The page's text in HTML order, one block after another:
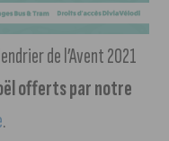
de l’Avent 2021
offerts par notre
.